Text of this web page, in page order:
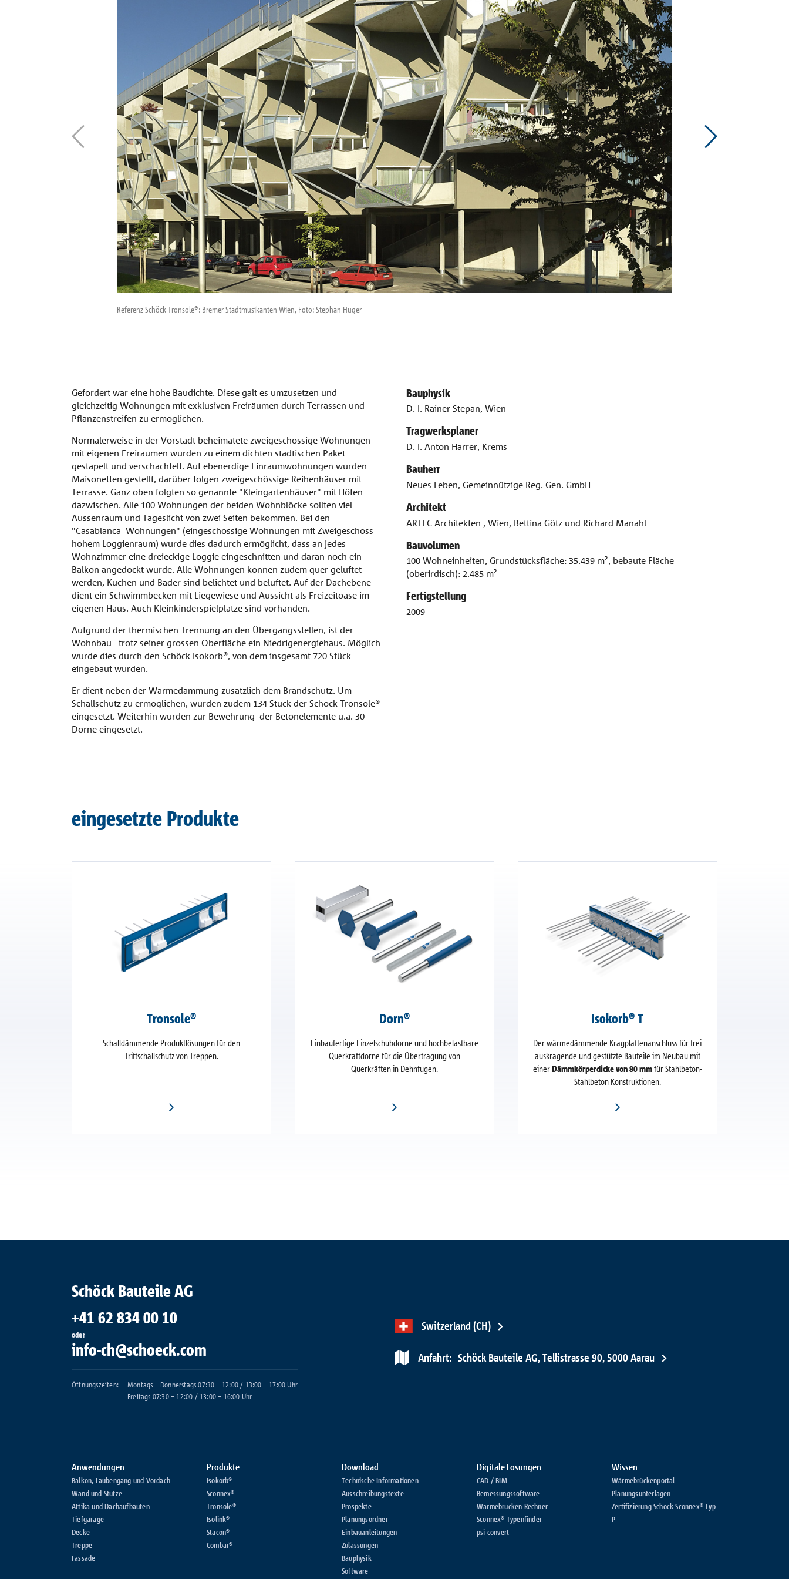
Rechtliches
Öffnungszeiten
Montags – Donnerstags: 07.30-12.00 Uhr / 13.00-17.00 Uhr
Freitags: 07.30-12.00 Uhr / 13.00-16.00 Uhr
Referenz Schöck Tronsole®: Bremer Stadtmusikanten Wien, Foto: Stephan Huger
Gefordert war eine hohe Baudichte. Diese galt es umzusetzen und
gleichzeitig Wohnungen mit exklusiven Freiräumen durch Terrassen und
Pflanzenstreifen zu ermöglichen.
Normalerweise in der Vorstadt beheimatete zweigeschossige Wohnungen
mit eigenen Freiräumen wurden zu einem dichten städtischen Paket
gestapelt und verschachtelt. Auf ebenerdige Einraumwohnungen wurden
Maisonetten gestellt, darüber folgen zweigeschössige Reihenhäuser mit
Terrasse. Ganz oben folgten so genannte "Kleingartenhäuser" mit Höfen
dazwischen. Alle 100 Wohnungen der beiden Wohnblöcke sollten viel
Aussenraum und Tageslicht von zwei Seiten bekommen. Bei den
"Casablanca- Wohnungen" (eingeschossige Wohnungen mit Zweigeschoss
hohem Loggienraum) wurde dies dadurch ermöglicht, dass an jedes
Wohnzimmer eine dreieckige Loggie eingeschnitten und daran noch ein
Balkon angedockt wurde. Alle Wohnungen können zudem quer gelüftet
werden, Küchen und Bäder sind belichtet und belüftet. Auf der Dachebene
dient ein Schwimmbecken mit Liegewiese und Aussicht als Freizeitoase im
eigenen Haus. Auch Kleinkinderspielplätze sind vorhanden.
Aufgrund der thermischen Trennung an den Übergangsstellen, ist der
Wohnbau - trotz seiner grossen Oberfläche ein Niedrigenergiehaus. Möglich
wurde dies durch den Schöck Isokorb®, von dem insgesamt 720 Stück
eingebaut wurden.
Er dient neben der Wärmedämmung zusätzlich dem Brandschutz. Um
Schallschutz zu ermöglichen, wurden zudem 134 Stück der Schöck Tronsole®
eingesetzt. Weiterhin wurden zur Bewehrung der Betonelemente u.a. 30
Dorne eingesetzt.
Bauphysik
D. I. Rainer Stepan, Wien
Tragwerksplaner
D. I. Anton Harrer, Krems
Bauherr
Neues Leben, Gemeinnützige Reg. Gen. GmbH
Architekt
ARTEC Architekten , Wien, Bettina Götz und Richard Manahl
Bauvolumen
100 Wohneinheiten, Grundstücksfläche: 35.439 m², bebaute Fläche
(oberirdisch): 2.485 m²
Fertigstellung
2009
eingesetzte Produkte
Tronsole®
Schalldämmende Produktlösungen für den
Trittschallschutz von Treppen.
Dorn®
Einbaufertige Einzelschubdorne und hochbelastbare
Querkraftdorne für die Übertragung von
Querkräften in Dehnfugen.
Isokorb® T
Der wärmedämmende Kragplattenanschluss für frei
auskragende und gestützte Bauteile im Neubau mit
einerDämmkörperdicke von 80 mmfür Stahlbeton-
Stahlbeton Konstruktionen.
Schöck Bauteile AG
+41 62 834 00 10
oder
info-ch@schoeck.com
Öffnungszeiten:
Montags – Donnerstags 07:30 – 12:00 / 13:00 – 17:00 Uhr
Freitags 07:30 – 12:00 / 13:00 – 16:00 Uhr
Switzerland (CH)
Anfahrt: Schöck Bauteile AG, Tellistrasse 90, 5000 Aarau
Anwendungen
Balkon, Laubengang und Vordach
Wand und Stütze
Attika und Dachaufbauten
Tiefgarage
Decke
Treppe
Fassade
Produkte
Isokorb®
Sconnex®
Tronsole®
Isolink®
Stacon®
Combar®
Download
Technische Informationen
Ausschreibungstexte
Prospekte
Planungsordner
Einbauanleitungen
Zulassungen
Bauphysik
Software
Digitale Lösungen
CAD / BIM
Bemessungssoftware
Wärmebrücken-Rechner
Sconnex® Typenfinder
psi-convert
Wissen
Wärmebrückenportal
Planungsunterlagen
Zertifizierung Schöck Sconnex® Typ
P